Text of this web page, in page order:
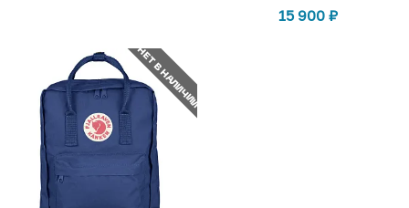
15 900 ₽
НЕТ В НАЛИЧИИ